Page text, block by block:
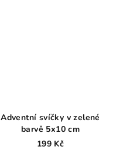
Adventní svíčky v zelené
barvě 5x10 cm
199 Kč